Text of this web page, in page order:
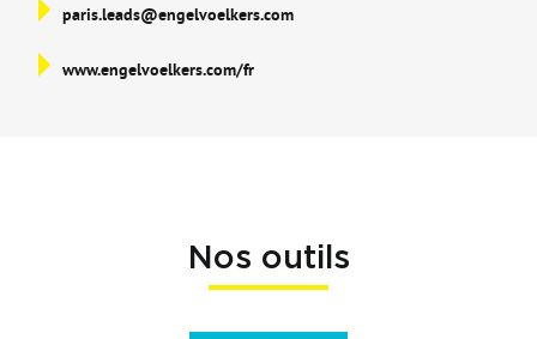
paris.leads@engelvoelkers.com
www.engelvoelkers.com/fr
Nos outils